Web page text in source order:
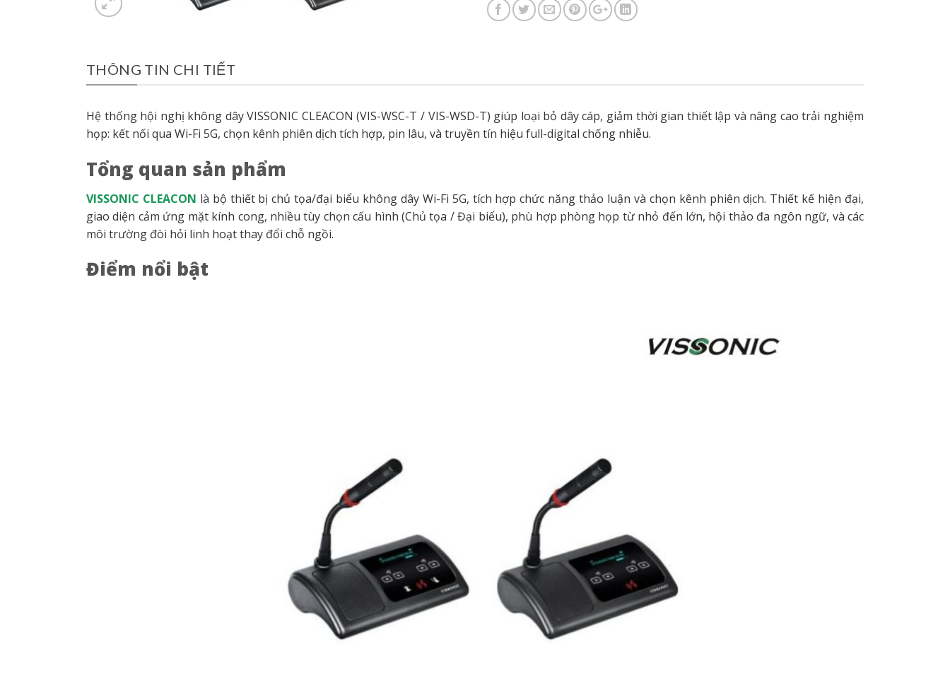
THÔNG TIN CHI TIẾT
Hệ thống hội nghị không dây VISSONIC CLEACON (VIS-WSC-T / VIS-WSD-T) giúp loại bỏ dây cáp, giảm thời gian thiết lập và nâng cao trải nghiệm
họp: kết nối qua Wi-Fi 5G, chọn kênh phiên dịch tích hợp, pin lâu, và truyền tín hiệu full-digital chống nhiễu.
Tổng quan sản phẩm
VISSONIC CLEACON là bộ thiết bị chủ tọa/đại biểu không dây Wi-Fi 5G, tích hợp chức năng thảo luận và chọn kênh phiên dịch. Thiết kế hiện đại,
giao diện cảm ứng mặt kính cong, nhiều tùy chọn cấu hình (Chủ tọa / Đại biểu), phù hợp phòng họp từ nhỏ đến lớn, hội thảo đa ngôn ngữ, và các
môi trường đòi hỏi linh hoạt thay đổi chỗ ngồi.
Điểm nổi bật